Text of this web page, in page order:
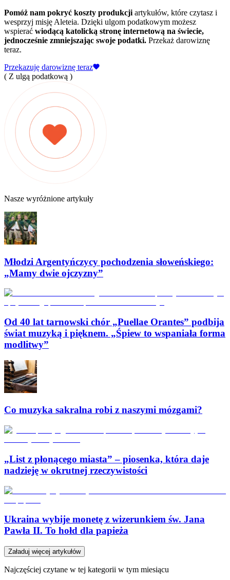
Pomóż nam pokryć koszty produkcji artykułów, które czytasz i
wesprzyj misję Aleteia. Dzięki ulgom podatkowym możesz
wspierać wiodącą katolicką stronę internetową na świecie,
jednocześnie zmniejszając swoje podatki. Przekaż darowiznę
teraz.
Przekazuję darowiznę teraz
( Z ulgą podatkową )
Nasze wyróżnione artykuły
Młodzi Argentyńczycy pochodzenia słoweńskiego:
„Mamy dwie ojczyzny”
Od 40 lat tarnowski chór „Puellae Orantes” podbija
świat muzyką i pięknem. „Śpiew to wspaniała forma
modlitwy”
Co muzyka sakralna robi z naszymi mózgami?
„List z płonącego miasta” – piosenka, która daje
nadzieję w okrutnej rzeczywistości
Ukraina wybije monetę z wizerunkiem św. Jana
Pawła II. To hołd dla papieża
Załaduj więcej artykułów
Najczęściej czytane w tej kategorii w tym miesiącu